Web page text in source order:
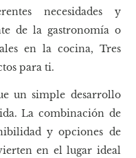
necesidades y
de la gastronomía o
en la cocina, Tres
para ti.
un simple desarrollo
La combinación de
y opciones de
en el lugar ideal